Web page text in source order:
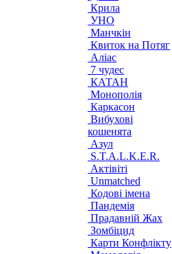
Крила
УНО
Манчкін
Квиток на Потяг
Аліас
7 чудес
КАТАН
Монополія
Каркасон
Вибухові
кошенята
Азул
S.T.A.L.K.E.R.
Актівіті
Unmatched
Кодові імена
Пандемія
Прадавній Жах
Зомбіцид
Карти Конфлікту